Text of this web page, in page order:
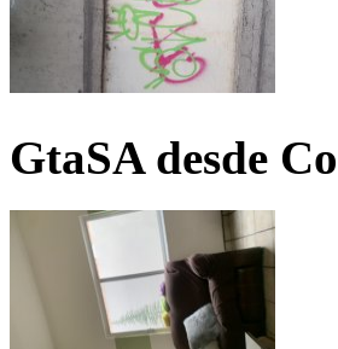
GtaSA desde